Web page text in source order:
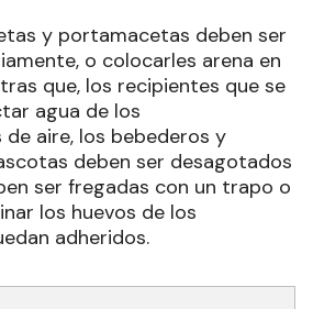
y portamacetas deben ser
o colocarles arena en
que, los recipientes que se
agua de los
aire, los bebederos y
deben ser desagotados
ser fregadas con un trapo o
los huevos de los
adheridos.